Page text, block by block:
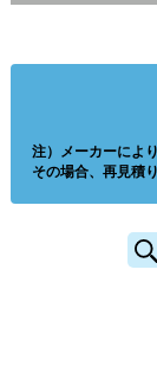
注）メーカーによ
その場合、再見積